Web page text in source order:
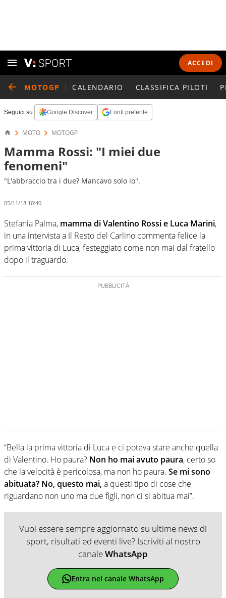
ACCEDI
MOTOGP CALENDARIO CLASSIFICA PILOTI
Seguici su: Google Discover Fonti preferite
MOTO MOTOGP
Mamma Rossi: "I miei due
fenomeni"
"L'abbraccio tra i due? Mancavo solo io".
05/11/18 10:40
Stefania Palma, mamma di Valentino Rossi e Luca Marini,
in una intervista a Il Resto del Carlino commenta felice la
prima vittoria di Luca, festeggiato come non mai dal fratello
dopo il traguardo.
“Bella la prima vittoria di Luca e ci poteva stare anche quella
di Valentino. Ho paura? Non ho mai avuto paura, certo so
che la velocità è pericolosa, ma non ho paura. Se mi sono
abituata? No, questo mai,a questi tipo di cose che
riguardano non uno ma due figli, non ci si abitua mai”.
Vuoi essere sempre aggiornato su ultime news di
sport, risultati ed eventi live? Iscriviti al nostro
canaleWhatsApp
Entra nel canale WhatsApp